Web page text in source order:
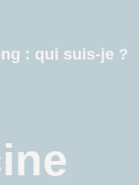
: qui suis-je ?